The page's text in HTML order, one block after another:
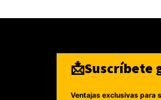
📩Suscríbete
Ventajas exclusivas para